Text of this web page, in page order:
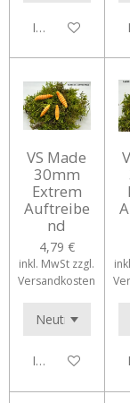
In den
VS Made
30mm
Extrem
Auftreibe
nd
4,79 €
inkl. MwSt zzgl.
Versandkosten
In den